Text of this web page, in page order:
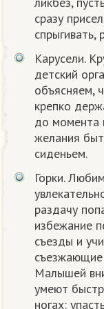
сразу
спрыгивать,
Карусели.
детский
объясняем,
крепко
до момента
желания
сиденьем.
Горки.
раздачу
избежание
съезды и
съезжающие
Малышей
умеют
ногах: